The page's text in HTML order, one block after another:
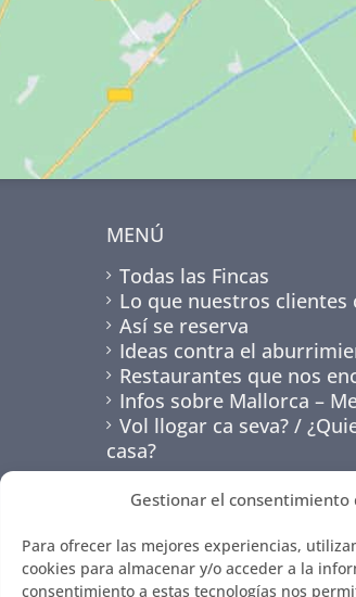
Gestionar el consentimiento
Para ofrecer las mejores experiencias,
cookies para almacenar y/o acceder a la
consentimiento a estas tecnologías nos
MENÚ
Todas las Fincas
Lo que nuestros clientes
Así se reserva
Ideas contra el
Restaurantes que nos
Infos sobre Mallorca –
Vol llogar ca seva? /
casa?